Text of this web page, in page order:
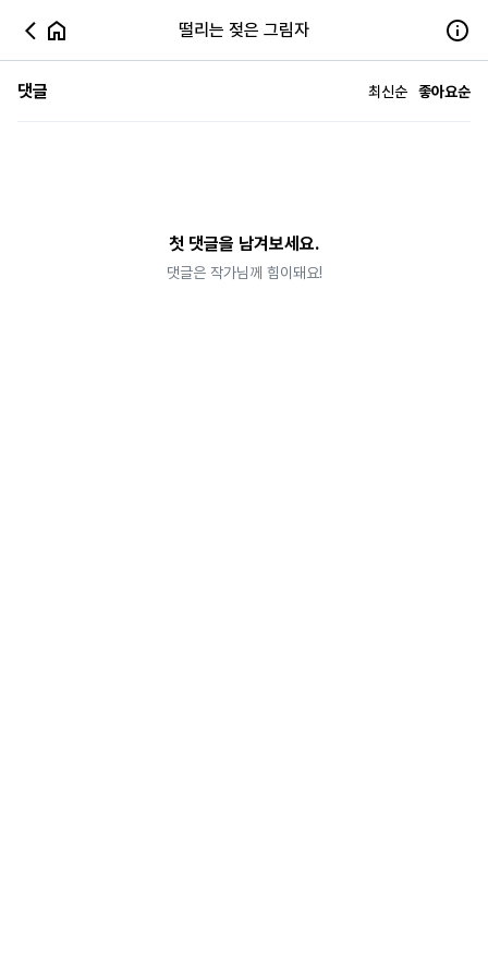
떨리는 젖은 그림자
댓글 최신순 좋아요순
첫 댓글을 남겨보세요.
댓글은 작가님께 힘이돼요!